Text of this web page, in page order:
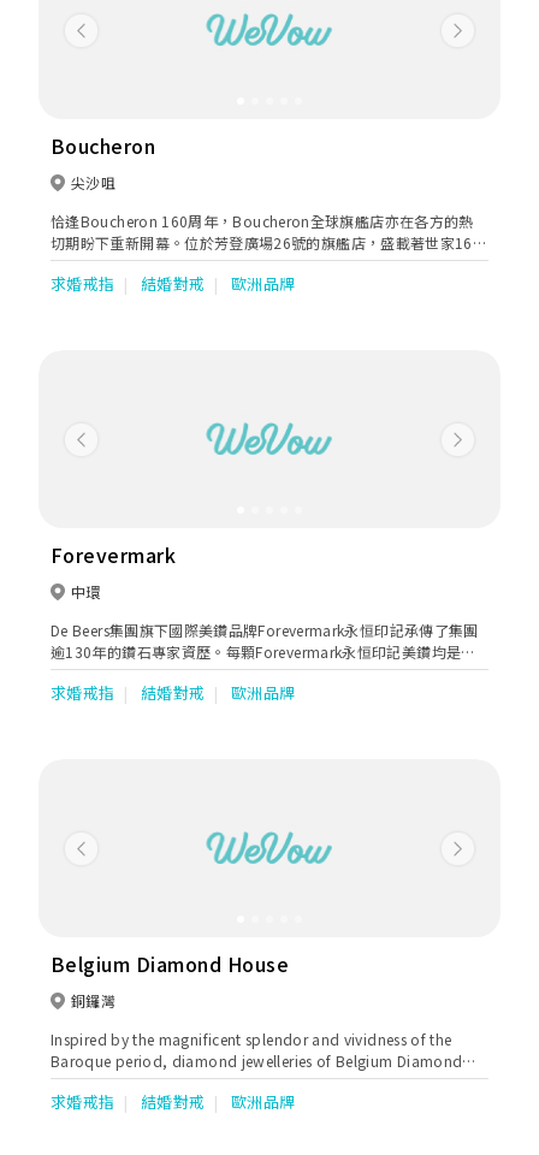
Previous Next
Boucheron
尖沙咀
恰逢Boucheron 160周年，Boucheron全球旗艦店亦在各方的熱
切期盼下重新開幕。位於芳登廣場26號的旗艦店，盛載著世家160
年的歷史，訴說著世家如何以其極致精湛的工藝、別樹一格的創作
和奢華舒適的顧客體驗，為奢華的珠寶世界寫下一章又一章新定
求婚戒指 結婚對戒 歐洲品牌
Previous Next
Forevermark
中環
De Beers集團旗下國際美鑽品牌Forevermark永恒印記承傳了集團
逾130年的鑽石專家資歷。每顆Forevermark永恒印記美鑽均是天
然及獨一無二的大自然瑰寶，以較4C更為嚴謹的標準，精心挑選而
來。全球只有少於百分之一的天然鑽石，有資格成為Forevermark
求婚戒指 結婚對戒 歐洲品牌
Previous Next
Belgium Diamond House
銅鑼灣
Inspired by the magnificent splendor and vividness of the
Baroque period, diamond jewelleries of Belgium Diamond
House are of classical and elegant designs that expose the
wearers with unique aesthetics.
求婚戒指 結婚對戒 歐洲品牌